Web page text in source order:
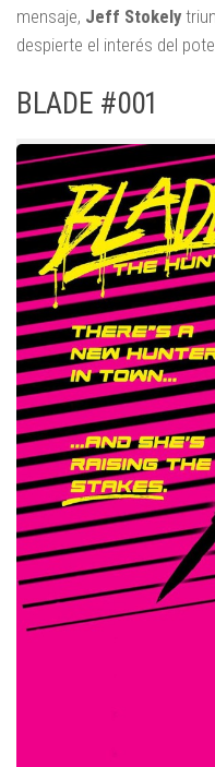
mensaje, Jeff Stokely
despierte el interés del
BLADE #001